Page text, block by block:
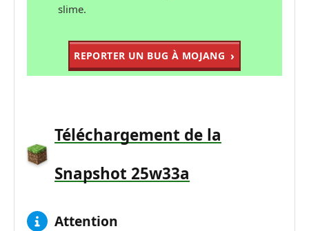
slime.
REPORTER UN BUG À MOJANG
Téléchargement de la
Snapshot 25w33a
Attention